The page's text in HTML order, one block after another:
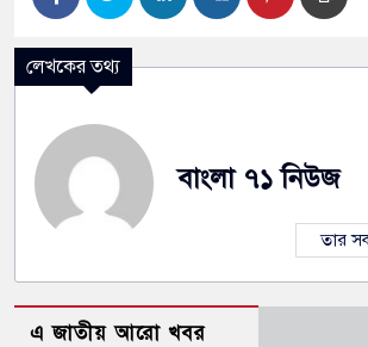
লেখকের তথ্য
বাংলা ৭১ নিউজ
তার
এ জাতীয় আরো খবর